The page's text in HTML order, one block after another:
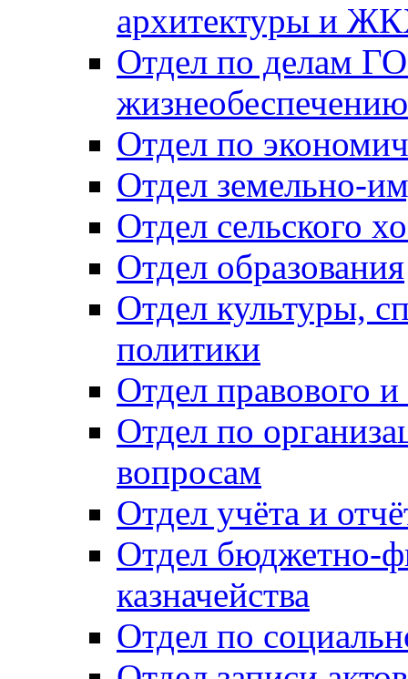
архитектуры и
Отдел по делам
Отдел по
Отдел земельно-
Отдел сельского
Отдел образования
Отдел культуры,
политики
Отдел правового
Отдел по
вопросам
Отдел учёта и
Отдел бюджетно-
казначейства
Отдел по